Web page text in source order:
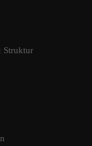
Struktur